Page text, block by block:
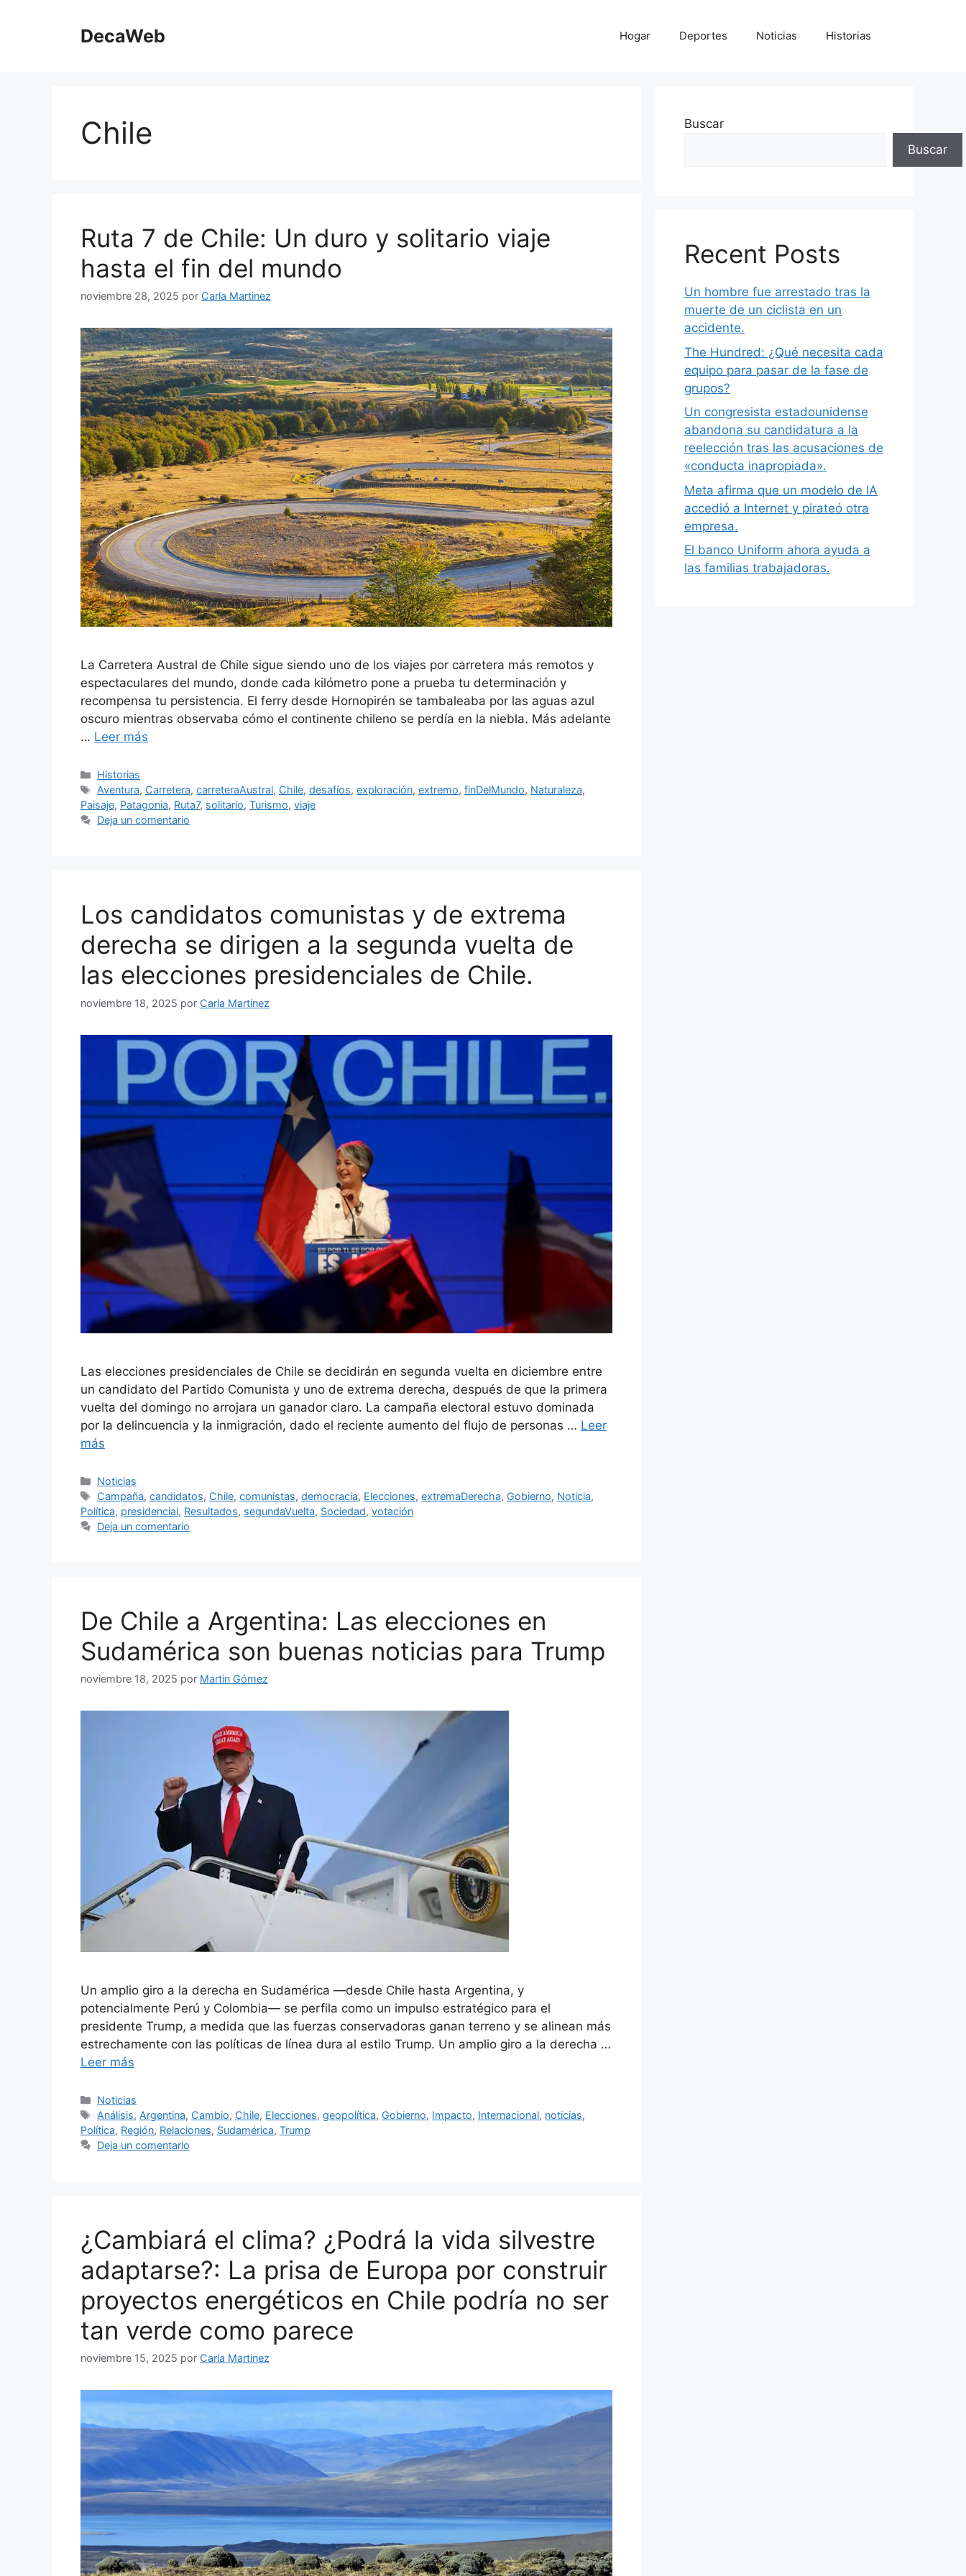
DecaWeb Hogar Deportes Noticias Historias
Chile
Ruta 7 de Chile: Un duro y solitario viaje
hasta el fin del mundo
noviembre 28, 2025 por Carla Martinez
La Carretera Austral de Chile sigue siendo uno de los viajes por carretera más remotos y
espectaculares del mundo, donde cada kilómetro pone a prueba tu determinación y
recompensa tu persistencia. El ferry desde Hornopirén se tambaleaba por las aguas azul
oscuro mientras observaba cómo el continente chileno se perdía en la niebla. Más adelante
… Leer más
Categorías
Historias
Etiquetas
Aventura, Carretera,carreteraAustral, Chile,desafíos,exploración,extremo,finDelMundo, Naturaleza,
Paisaje, Patagonia, Ruta7, solitario, Turismo, viaje
Deja un comentario
Los candidatos comunistas y de extrema
derecha se dirigen a la segunda vuelta de
las elecciones presidenciales de Chile.
noviembre 18, 2025 por Carla Martinez
Las elecciones presidenciales de Chile se decidirán en segunda vuelta en diciembre entre
un candidato del Partido Comunista y uno de extrema derecha, después de que la primera
vuelta del domingo no arrojara un ganador claro. La campaña electoral estuvo dominada
por la delincuencia y la inmigración, dado el reciente aumento del flujo de personas … Leer
más
Categorías
Noticias
Etiquetas
Campaña,candidatos, Chile,comunistas,democracia, Elecciones,extremaDerecha, Gobierno, Noticia,
Política, presidencial, Resultados, segundaVuelta, Sociedad, votación
Deja un comentario
De Chile a Argentina: Las elecciones en
Sudamérica son buenas noticias para Trump
noviembre 18, 2025 por Martin Gómez
Un amplio giro a la derecha en Sudamérica —desde Chile hasta Argentina, y
potencialmente Perú y Colombia— se perfila como un impulso estratégico para el
presidente Trump, a medida que las fuerzas conservadoras ganan terreno y se alinean más
estrechamente con las políticas de línea dura al estilo Trump. Un amplio giro a la derecha …
Leer más
Categorías
Noticias
Etiquetas
Análisis, Argentina, Cambio, Chile, Elecciones,geopolítica, Gobierno, Impacto, Internacional, noticias,
Política, Región, Relaciones, Sudamérica, Trump
Deja un comentario
¿Cambiará el clima? ¿Podrá la vida silvestre
adaptarse?: La prisa de Europa por construir
proyectos energéticos en Chile podría no ser
tan verde como parece
noviembre 15, 2025 por Carla Martinez
Buscar
Buscar
Recent Posts
Un hombre fue arrestado tras la
muerte de un ciclista en un
accidente.
The Hundred: ¿Qué necesita cada
equipo para pasar de la fase de
grupos?
Un congresista estadounidense
abandona su candidatura a la
reelección tras las acusaciones de
«conducta inapropiada».
Meta afirma que un modelo de IA
accedió a Internet y pirateó otra
empresa.
El banco Uniform ahora ayuda a
las familias trabajadoras.